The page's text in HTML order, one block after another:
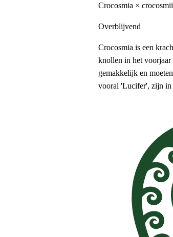
Crocosmia ×
Overblijvend
Crocosmia is een
knollen in het voorjaar
gemakkelijk en
vooral 'Lucifer', zijn in